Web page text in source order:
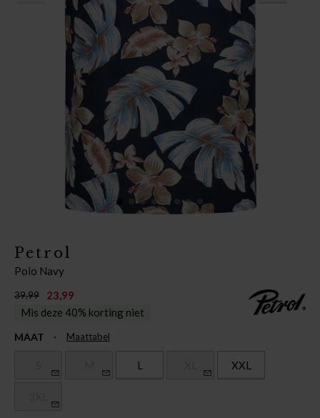
Petrol
Polo Navy
39,99
23,99
Mis deze 40% korting niet
MAAT Maattabel
L XXL